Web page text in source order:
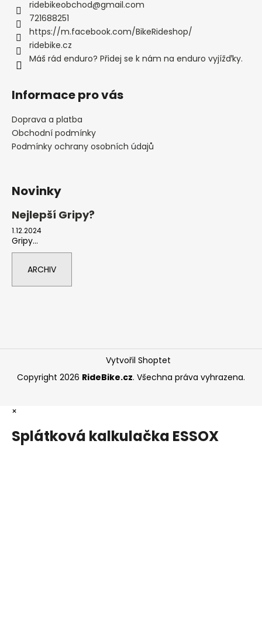
ridebikeobchod@gmail.com
721688251
https://m.facebook.com/BikeRideshop/
ridebike.cz
Máš rád enduro? Přidej se k nám na enduro vyjížďky.
Informace pro vás
Doprava a platba
Obchodní podmínky
Podmínky ochrany osobních údajů
Novinky
Nejlepší Gripy?
1.12.2024
Gripy...
ARCHIV
Vytvořil Shoptet
Copyright 2026 RideBike.cz. Všechna práva vyhrazena.
×
Splátková kalkulačka ESSOX